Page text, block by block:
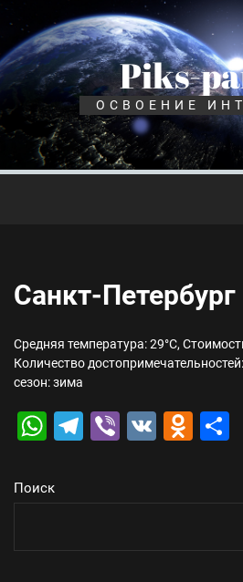
Перейти
содержимому
Piks-
ОСВОЕНИЕ
Санкт-Петербург
Средняя температура: 29°C,
Количество
сезон: зима
WhatsApp
Telegram
Viber
VK
Поиск